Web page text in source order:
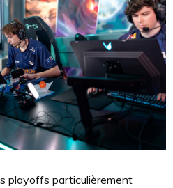
playoffs particulièrement